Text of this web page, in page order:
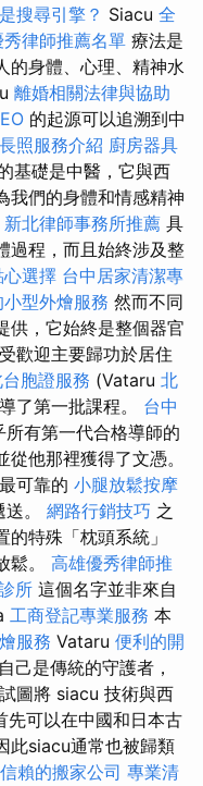
搜尋引擎？ Siacu 全
律師推薦名單 療法是
的身體、心理、精神水
離婚相關法律與協助
的起源可以追溯到中
照服務介紹 廚房器具
基礎是中醫，它與西
我們的身體和情感精神
新北律師事務所推薦 具
過程，而且始終涉及整
選擇 台中居家清潔專
型外燴服務 然而不同
供，它始終是整個器官
歡迎主要歸功於居住
胞證服務 (Vataru 北
了第一批課程。 台中
有第一代合格導師的
他那裡獲得了文憑。
可靠的 小腿放鬆按摩
。 網路行銷技巧 之
特殊「枕頭系統」
鬆。 高雄優秀律師推
所 這個名字並非來自
工商登記專業服務 本
服務 Vataru 便利的開
己是傳統的守護者，
圖將 siacu 技術與西
先可以在中國和日本古
此siacu通常也被歸類
賴的搬家公司 專業清